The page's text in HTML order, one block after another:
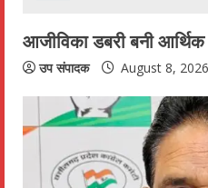
g
आजीविका डबरी बनी
उप संपादक August 8, 2026